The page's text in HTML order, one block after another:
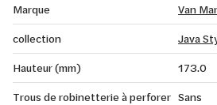
Marque
Van
collection
Java
Hauteur (mm)
173.0
Trous de robinetterie à perforer Sans